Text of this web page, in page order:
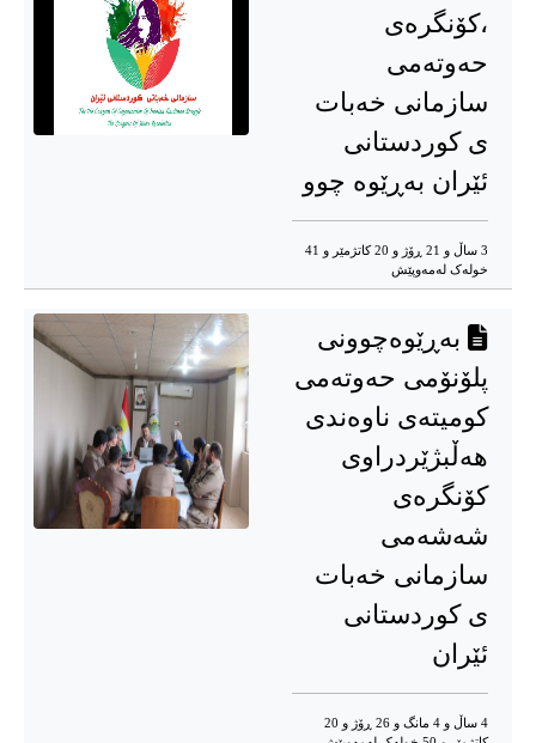
،کۆنگرەی
حەوتەمی
سازمانی خەبات
ی کوردستانی
ئێران بەڕێوە چوو
3 ساڵ و 21 ڕۆژ و 20 کاتژمێر و 41
خوله‌ک له‌مه‌وپێش‌
بەڕێوەچوونی
پلۆنۆمی حەوتەمی
کومیتەی ناوەندی
هەڵبژێردراوی
کۆنگرەی
شەشەمی
سازمانی خەبات
ی کوردستانی
ئێران
4 ساڵ و 4 مانگ و 26 ڕۆژ و 20